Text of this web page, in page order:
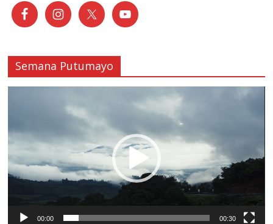
Semana Putumayo
00:00 00:30